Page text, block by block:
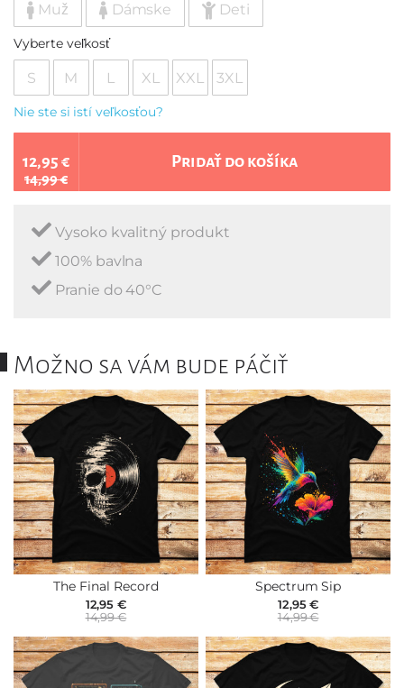
Muž Dámske Deti
Vyberte veľkosť
S M L XL XXL 3XL
Nie ste si istí veľkosťou?
12,95 €
14,99 €
Pridať do košíka
Vysoko kvalitný produkt
100% bavlna
Pranie do 40°C
Možno sa vám bude páčiť
The Final Record
12,95 €
14,99 €
Spectrum Sip
12,95 €
14,99 €